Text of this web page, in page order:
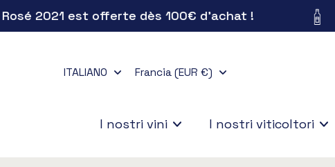
Salta
2021 est offerte dès 100€ d'achat !
ITALIANO Francia (EUR €)
I nostri vini I nostri viticoltori